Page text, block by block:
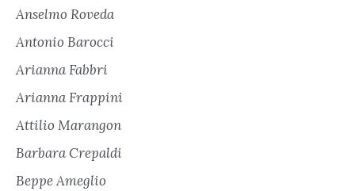
Anselmo Roveda
Antonio Barocci
Arianna Fabbri
Arianna Frappini
Attilio Marangon
Barbara Crepaldi
Beppe Ameglio